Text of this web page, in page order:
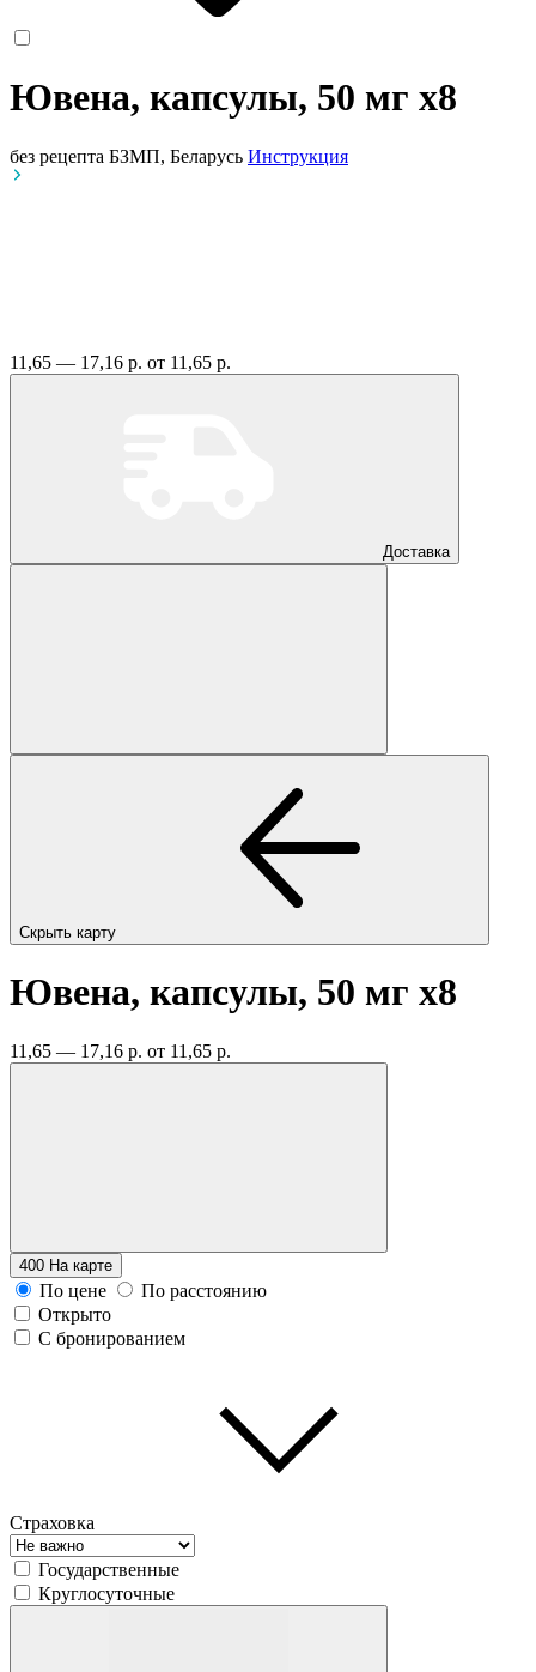
Ювена, капсулы, 50 мг x8
без рецепта БЗМП, Беларусь Инструкция
11,65 — 17,16 р. от 11,65 р.
Доставка
Скрыть карту
Ювена, капсулы, 50 мг x8
11,65 — 17,16 р. от 11,65 р.
400 На карте
По цене
По расстоянию
Открыто
С бронированием
Страховка
Государственные
Круглосуточные